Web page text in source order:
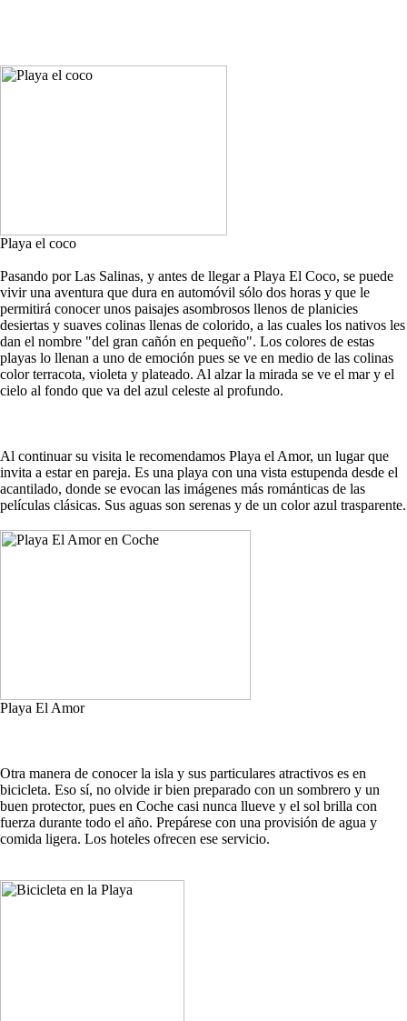
Playa el coco
Pasando por Las Salinas, y antes de llegar a Playa El Coco, se puede
vivir una aventura que dura en automóvil sólo dos horas y que le
permitirá conocer unos paisajes asombrosos llenos de planicies
desiertas y suaves colinas llenas de colorido, a las cuales los nativos les
dan el nombre "del gran cañón en pequeño". Los colores de estas
playas lo llenan a uno de emoción pues se ve en medio de las colinas
color terracota, violeta y plateado. Al alzar la mirada se ve el mar y el
cielo al fondo que va del azul celeste al profundo.
Al continuar su visita le recomendamos Playa el Amor, un lugar que
invita a estar en pareja. Es una playa con una vista estupenda desde el
acantilado, donde se evocan las imágenes más románticas de las
películas clásicas. Sus aguas son serenas y de un color azul trasparente.
Playa El Amor
Otra manera de conocer la isla y sus particulares atractivos es en
bicicleta. Eso sí, no olvide ir bien preparado con un sombrero y un
buen protector, pues en Coche casi nunca llueve y el sol brilla con
fuerza durante todo el año. Prepárese con una provisión de agua y
comida ligera. Los hoteles ofrecen ese servicio.